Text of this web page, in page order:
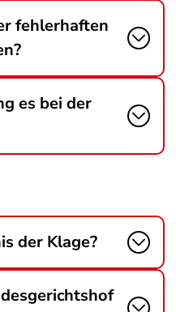
fehlerhaften
es bei der
der Klage?